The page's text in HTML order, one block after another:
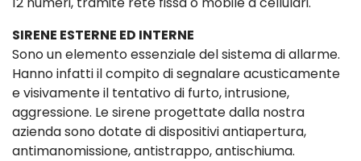
SIRENE ESTERNE ED INTERNE
Sono un elemento essenziale del sistema di allarme.
Hanno infatti il compito di segnalare acusticamente
e visivamente il tentativo di furto, intrusione,
aggressione. Le sirene progettate dalla nostra
azienda sono dotate di dispositivi antiapertura,
antimanomissione, antistrappo, antischiuma.